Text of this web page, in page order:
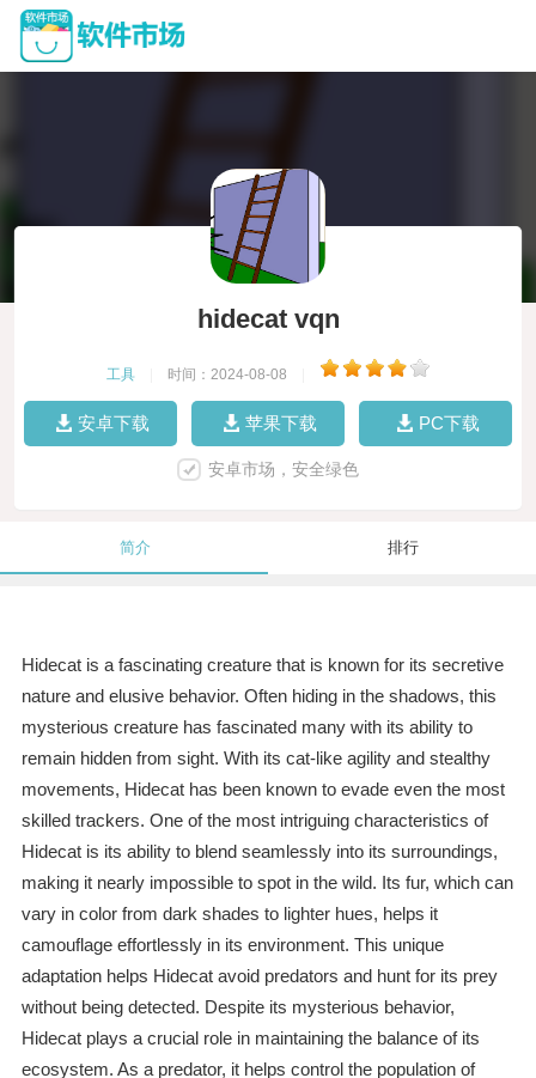
hidecat vqn
工具 时间：2024-08-08
安卓下载 苹果下载 PC下载
安卓市场，安全绿色
简介 排行
Hidecat is a fascinating creature that is known for its secretive
nature and elusive behavior. Often hiding in the shadows, this
mysterious creature has fascinated many with its ability to
remain hidden from sight. With its cat-like agility and stealthy
movements, Hidecat has been known to evade even the most
skilled trackers. One of the most intriguing characteristics of
Hidecat is its ability to blend seamlessly into its surroundings,
making it nearly impossible to spot in the wild. Its fur, which can
vary in color from dark shades to lighter hues, helps it
camouflage effortlessly in its environment. This unique
adaptation helps Hidecat avoid predators and hunt for its prey
without being detected. Despite its mysterious behavior,
Hidecat plays a crucial role in maintaining the balance of its
ecosystem. As a predator, it helps control the population of